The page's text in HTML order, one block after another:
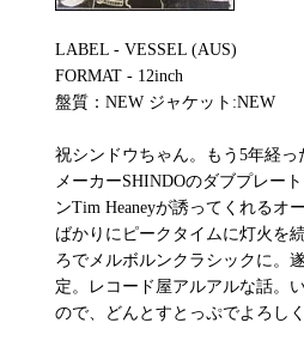
LABEL - VESSEL (AUS)
FORMAT - 12inch
盤質：NEW ジャケット:NEW
祝シンドウちゃん。もう5年経
メーカーSHINDOのダブプレー
ンTim Heaneyが誘ってくれるオ
ばかりにピークタイムに灯火を
ろでメルボルンクラシックに。
定。レコード屋アルアルな話。
ので、どんとすとっぷでよろし